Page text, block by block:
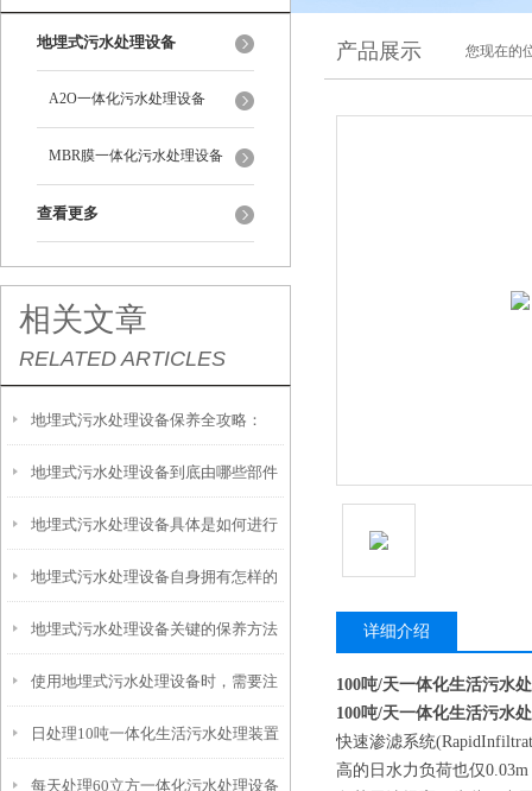
地埋式污水处理设备
A2O一体化污水处理设备
MBR膜一体化污水处理设备
查看更多
相关文章
RELATED ARTICLES
地埋式污水处理设备保养全攻略：
让“地下卫士”持续高效运转
地埋式污水处理设备到底由哪些部件
撑起？核心结构一文拆解
地埋式污水处理设备具体是如何进行
安装的呢？
地埋式污水处理设备自身拥有怎样的
特点呢？
地埋式污水处理设备关键的保养方法
使用地埋式污水处理设备时，需要注
意以下事项
日处理10吨一体化生活污水处理装置
每天处理60立方一体化污水处理设备
产品展示 您现在的
详细介绍
100吨/天一体化生活污水
100吨/天一体化生活污水
快速渗滤系统
高的日水力负荷也仅